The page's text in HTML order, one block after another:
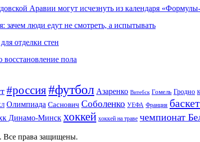
Аравии могут исчезнуть из календаря
зачем люди едут не смотреть, а испытывать
отделки стен
пола
#россия#футбол Азаренко Витебск Гомель Гродно
Олимпиада Саснович Соболенко УЕФА Франция
Динамо-Минск хоккей хоккей на траве чемпионат
Все права защищены.